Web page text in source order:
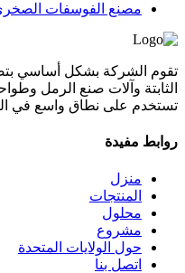
مصنع الفوسفات
تقوم الشركة بشكل أساسي
الثابتة وآلات صنع الرمل
تستخدم على نطاق واسع في
روابط مفيدة
منزل
المنتجات
محلول
مشروع
حول الولايات المتحدة
اتصل بنا